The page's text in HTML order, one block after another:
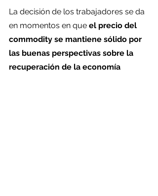
La decisión de los trabajadores se da
en momentos en que el precio del
commodity se mantiene sólido por
las buenas perspectivas sobre la
recuperación de la economía